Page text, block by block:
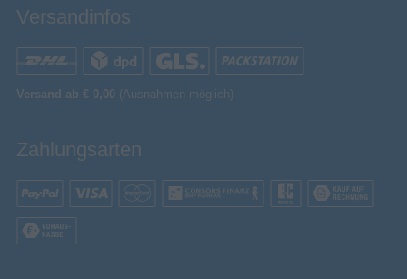
Versandinfos
Versand ab € 0,00 (Ausnahmen möglich)
Zahlungsarten